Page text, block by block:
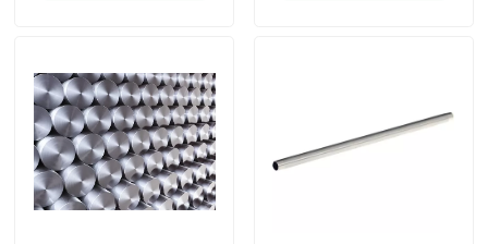
ステンレス鋼 シートのコイル
ステンレス鋼の棒